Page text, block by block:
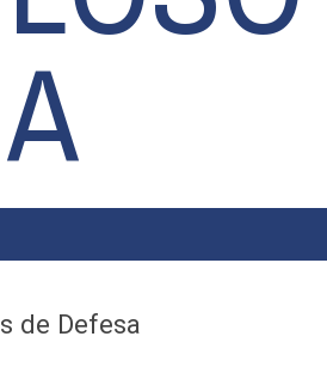
de Defesa